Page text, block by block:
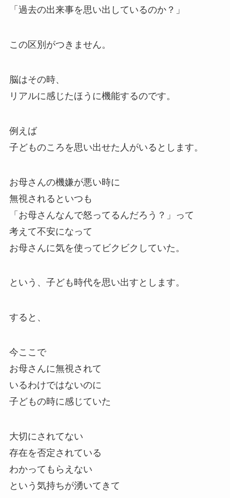
「過去の出来事を思い出しているのか？」
この区別がつきません。
脳はその時、
リアルに感じたほうに機能するのです。
例えば
子どものころを思い出せた人がいるとします。
お母さんの機嫌が悪い時に
無視されるといつも
「お母さんなんで怒ってるんだろう？」って
考えて不安になって
お母さんに気を使ってビクビクしていた。
という、子ども時代を思い出すとします。
すると、
今ここで
お母さんに無視されて
いるわけではないのに
子どもの時に感じていた
大切にされてない
存在を否定されている
わかってもらえない
という気持ちが湧いてきて